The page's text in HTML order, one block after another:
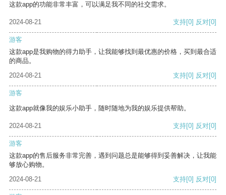
这款app的功能非常丰富，可以满足我不同的社交需求。
2024-08-21 支持[0] 反对[0]
游客
这款app是我购物的得力助手，让我能够找到最优惠的价格，买到最合适
的商品。
2024-08-21
支持[0] 反对[0]
游客
这款app就像我的娱乐小助手，随时随地为我的娱乐提供帮助。
2024-08-21 支持[0] 反对[0]
游客
这款app的售后服务非常完善，遇到问题总是能够得到妥善解决，让我能
够放心购物。
2024-08-21
支持[0] 反对[0]